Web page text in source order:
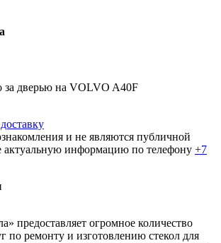
за дверью на VOLVO A40F
и не являются публичной
актуальную информацию по телефону +7
предоставляет огромное количество
по ремонту и изготовлению стекол для